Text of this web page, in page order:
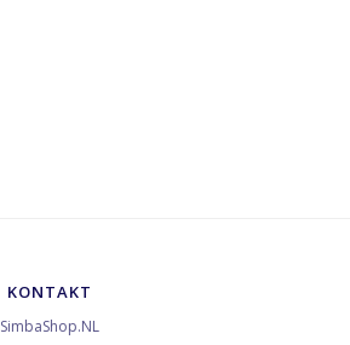
KONTAKT
SimbaShop.NL